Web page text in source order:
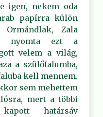
igen, nekem oda
papírra külön
Zala
nyomta ezt a
velem a világ,
a szülőfalumba,
kell mennem.
sem mehettem
mert a többi
határsáv